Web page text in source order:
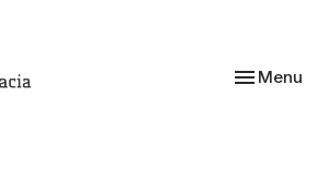
Toggle
Menu